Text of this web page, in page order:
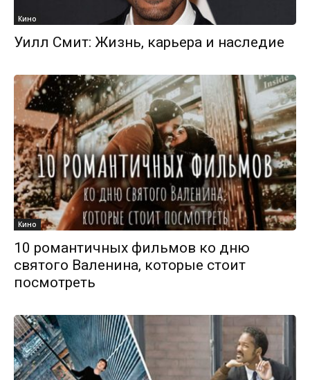
Кино
Уилл Смит: Жизнь, карьера и наследие
Кино
10 романтичных фильмов ко дню
святого Валенина, которые стоит
посмотреть